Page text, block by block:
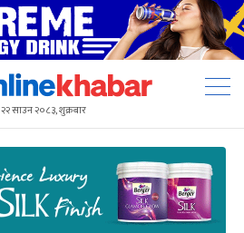
२२ साउन २०८३, शुक्रबार